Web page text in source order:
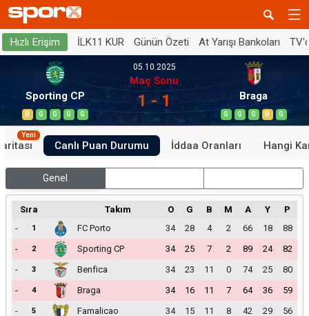
Hızlı Erişim İLK11 KUR Günün Özeti At Yarışı Bankoları
Sporting CP
B G G G G
05.10.2025
Maç Sonu
1 - 1 Braga
G G G B G
Yeni
Canlı Puan Durumu İddaa Oranları Hangi
Genel
Sıra Takım O G B M A Y
P
-
1 FC Porto 34 28 4 2 66 18
88
-
2 Sporting CP 34 25 7 2 89 24
82
-
3 Benfica 34 23 11 0 74 25
80
-
4 Braga 34 16 11 7 64 36
59
-
5 Famalicao 34 15 11 8 42 29
56